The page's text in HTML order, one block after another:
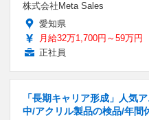
株式会社Meta Sales
愛知県
月給32万1,700円～59万円
正社員
「長期キャリア形成」人気
中/アクリル製品の検品/年間